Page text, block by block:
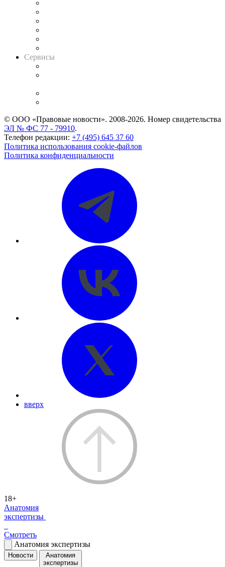
Сервисы
© ООО «Правовые новости». 2008-2026. Номер свидетельства
ЭЛ № ФС 77 - 79910.
Телефон редакции: +7 (495) 645 37 60
Политика использования cookie-файлов
Политика конфиденциальности
вверх
18+
Анатомия
экспертизы
Смотреть
Анатомия экспертизы
Новости
Анатомия
экспертизы